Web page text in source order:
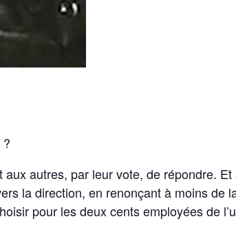
aux autres, par leur vote, de répondre.
la direction, en renonçant à moins de
pour les deux cents employées de